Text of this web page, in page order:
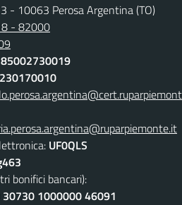
3 - 10063 Perosa Argentina (TO)
- 82000
85002730019
UF0QLS
bonifici bancari):
30730 1000000 46091